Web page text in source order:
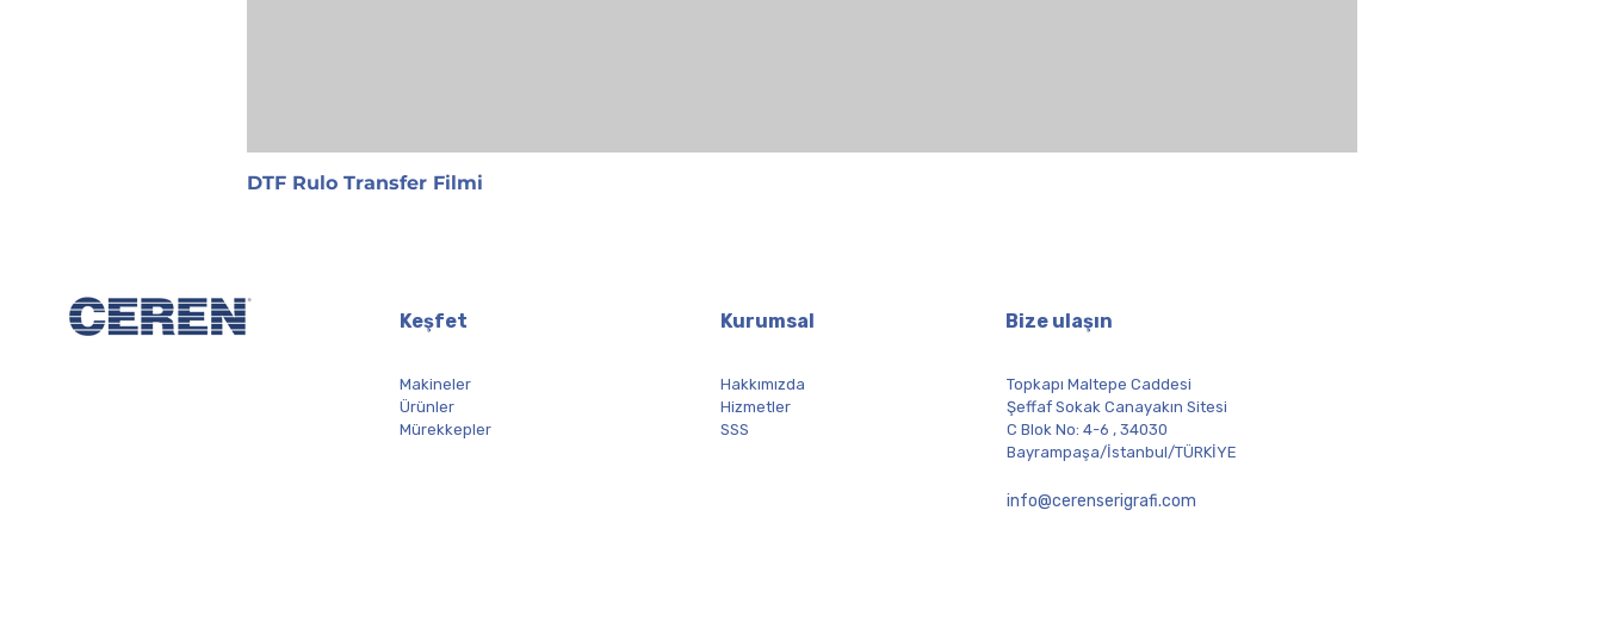
DTF Rulo Transfer Filmi
Keşfet
Makineler
Ürünler
Mürekkepler
Kurumsal
Hakkımızda
Hizmetler
SSS
Bize ulaşın
Topkapı Maltepe Caddesi
Şeffaf Sokak Canayakın Sitesi
C Blok No: 4-6 , 34030
Bayrampaşa/İstanbul/TÜRKİYE
info@cerenserigrafi.com